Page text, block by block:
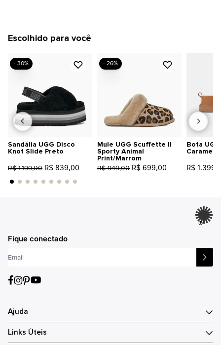
Escolhido para você
Sandália UGG Disco
Knot Slide Preto
R$ 1.199,00 R$ 839,00
- 30%
Mule UGG Scuffette II
Sporty Animal
Print/Marrom
R$ 949,00 R$ 699,00
- 26%
Bota
Caramelo
R$
®
Fique conectado
Ajuda
Links Úteis